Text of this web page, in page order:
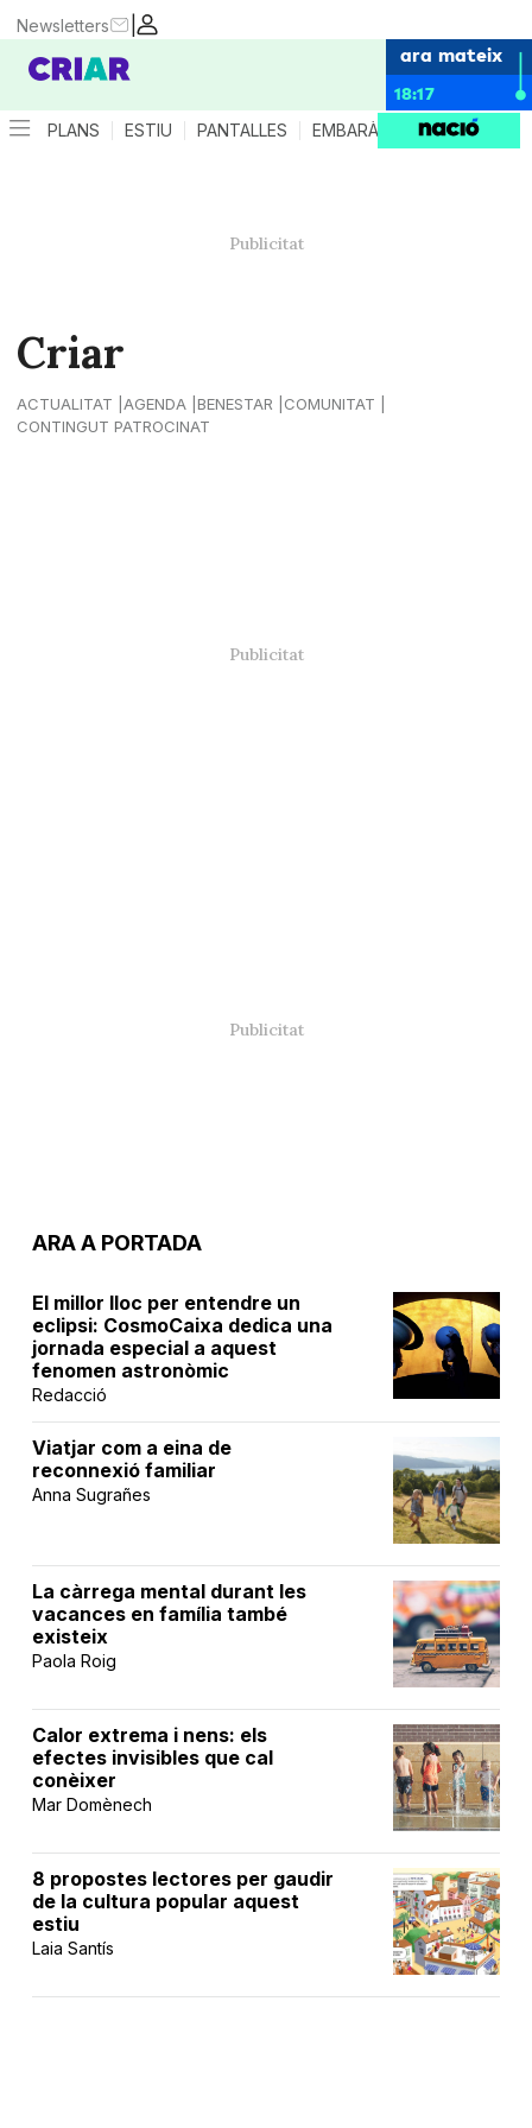
|
Newsletters
ara mateix
18:17
PLANS ESTIU PANTALLES EMBARÀS CRIANÇA
Criar
ACTUALITAT AGENDA BENESTAR
COMUNITAT
CONTINGUT PATROCINAT
ARA A PORTADA
El millor lloc per entendre un
eclipsi: CosmoCaixa dedica una
jornada especial a aquest
fenomen astronòmic
Redacció
Viatjar com a eina de
reconnexió familiar
Anna Sugrañes
La càrrega mental durant les
vacances en família també
existeix
Paola Roig
Calor extrema i nens: els
efectes invisibles que cal
conèixer
Mar Domènech
8 propostes lectores per gaudir
de la cultura popular aquest
estiu
Laia Santís